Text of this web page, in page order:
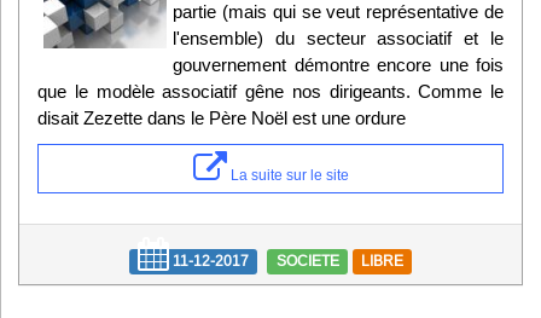
partie (mais qui se veut représentative de
l'ensemble) du secteur associatif et le
gouvernement démontre encore une fois
que le modèle associatif gêne nos dirigeants. Comme le
disait Zezette dans le Père Noël est une ordure
La suite sur le site
11-12-2017 SOCIETE LIBRE